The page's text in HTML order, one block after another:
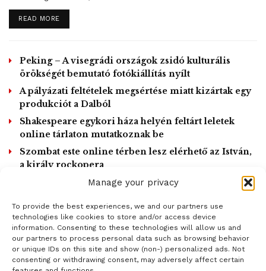
Manage your privacy
To provide the best experiences, we and our partners use
technologies like cookies to store and/or access device
information. Consenting to these technologies will allow us and
our partners to process personal data such as browsing behavior
or unique IDs on this site and show (non-) personalized ads. Not
consenting or withdrawing consent, may adversely affect certain
szólóestet a Zeneakadémia felújított nagytermi hangszerén
Fassang László, valamint a brit David Titterington és a
elnevezésű sorozatban a Zeneakadémia fiatal tehetségei
mutatkoznak be egy-egy zeneszerző, nemzet vagy műfaj
köré épített tematikus esten, az őszi Liszt-kukacok
Akadémiáján a csodabogár zenészekről lesz szó.
A kamara.hu fesztiválon novemberben Franciaország,
azon belül is Párizs lesz előtérben. A fesztiválprogram
művészeti vezetői, Simon Izabella és Várjon Dénes a
programot idén a Vörös és fekete című Stendhal-mű köré
A járvány miatti korlátozások következtében az intézmény
nyolc saját szervezésű koncertje maradt el végleg,
tizenkilenc azonban új, őszi dátumra került. Ezen kívül
összesen hatvanegy befogadott koncertet nem lehet
READ MOREDETAILS
Peking – A visegrádi országok zsidó kulturális
örökségét bemutató fotókiállítás nyílt
A pályázati feltételek megsértése miatt kizártak egy
produkciót a Dalból
Shakespeare egykori háza helyén feltárt leletek
online tárlaton mutatkoznak be
Szombat este online térben lesz elérhető az István,
a király rockopera
Ősbemutatóra készül a Nemzeti Lovas Színház
LOAD MORE